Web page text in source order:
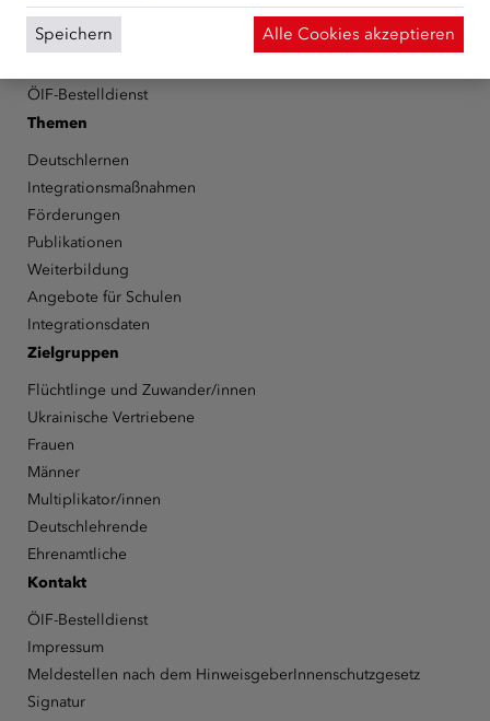
Presse
Informationen erhalten
ÖIF-Bestelldienst
Themen
Deutschlernen
Integrationsmaßnahmen
Förderungen
Publikationen
Weiterbildung
Angebote für Schulen
Integrationsdaten
Zielgruppen
Flüchtlinge und Zuwander/innen
Ukrainische Vertriebene
Frauen
Männer
Multiplikator/innen
Deutschlehrende
Ehrenamtliche
Kontakt
ÖIF-Bestelldienst
Impressum
Meldestellen nach dem HinweisgeberInnenschutzgesetz
Signatur
Speichern Alle Cookies akzeptieren